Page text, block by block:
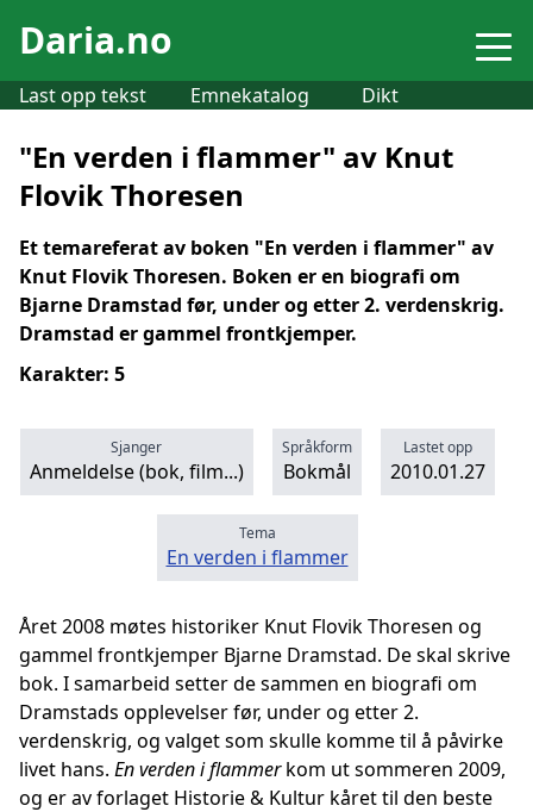
Daria.no
Last opp tekst Emnekatalog Dikt
"En verden i flammer" av Knut
Flovik Thoresen
Et temareferat av boken "En verden i flammer" av
Knut Flovik Thoresen. Boken er en biografi om
Bjarne Dramstad før, under og etter 2. verdenskrig.
Dramstad er gammel frontkjemper.
Karakter: 5
Sjanger
Anmeldelse (bok, film...)
Språkform
Bokmål
Lastet opp
2010.01.27
Tema
En verden i flammer
Året 2008 møtes historiker Knut Flovik Thoresen og
gammel frontkjemper Bjarne Dramstad. De skal skrive
bok. I samarbeid setter de sammen en biografi om
Dramstads opplevelser før, under og etter 2.
verdenskrig, og valget som skulle komme til å påvirke
livet hans. En verden i flammerkom ut sommeren 2009,
og er av forlaget Historie & Kultur kåret til den beste